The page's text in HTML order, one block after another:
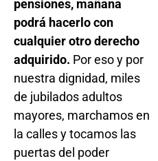
pensiones, mañana
podrá hacerlo con
cualquier otro derecho
adquirido. Por eso y por
nuestra dignidad, miles
de jubilados adultos
mayores, marchamos en
la calles y tocamos las
puertas del poder